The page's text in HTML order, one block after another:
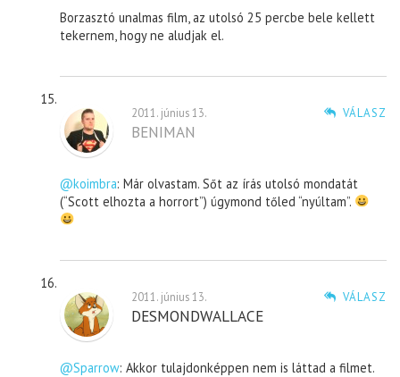
Borzasztó unalmas film, az utolsó 25 percbe bele kellett
tekernem, hogy ne aludjak el.
VÁLASZ
2011. június 13.
BENIMAN
@koimbra: Már olvastam. Sőt az írás utolsó mondatát
(“Scott elhozta a horrort”) úgymond tőled “nyúltam”.
VÁLASZ
2011. június 13.
DESMONDWALLACE
@Sparrow: Akkor tulajdonképpen nem is láttad a filmet.